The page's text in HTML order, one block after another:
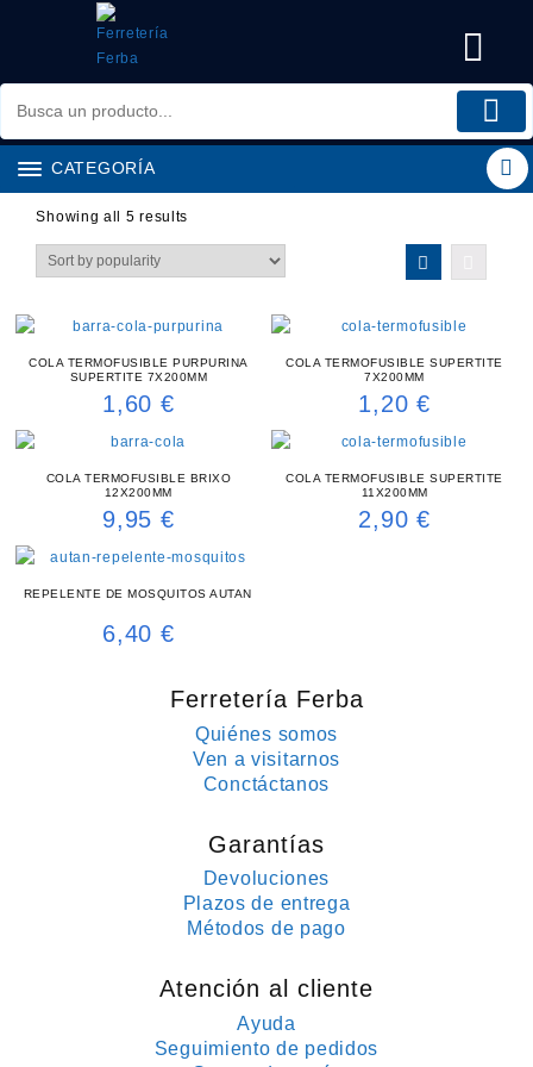
CATEGORÍA
Showing all 5 results
COLA TERMOFUSIBLE PURPURINA
SUPERTITE 7X200MM
1,60 €
COLA TERMOFUSIBLE SUPERTITE
7X200MM
1,20 €
COLA TERMOFUSIBLE BRIXO
12X200MM
9,95 €
COLA TERMOFUSIBLE SUPERTITE
11X200MM
2,90 €
REPELENTE DE MOSQUITOS AUTAN
6,40 €
Ferretería Ferba
Quiénes somos
Ven a visitarnos
Conctáctanos
Garantías
Devoluciones
Plazos de entrega
Métodos de pago
Atención al cliente
Ayuda
Seguimiento de pedidos